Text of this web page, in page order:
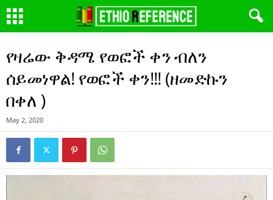
የዛሬው ቅዳሜ የወፎች ቀን ብለን
ሰይመነዋል! የወፎች ቀን!!! (ዘመድኩን
በቀለ )
May 2, 2020